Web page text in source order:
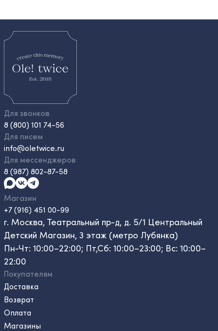
Для звонков
8 (800) 101 74-56
Для писем
info@oletwice.ru
Для мессенджеров
8 (987) 802-87-58
Магазин
+7 (916) 451 00-99
г. Москва, Театральный пр-д, д. 5/1 Центральный
Детский Магазин, 3 этаж (метро Лубянка)
Пн-Чт: 10:00–22:00; Пт,Сб: 10:00–23:00; Вс: 10:00–
22:00
Покупателям
Доставка
Возврат
Оплата
Магазины